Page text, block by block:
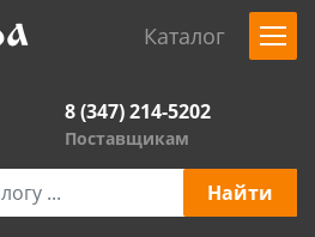
Каталог
8 (347) 214-5202
Поставщикам